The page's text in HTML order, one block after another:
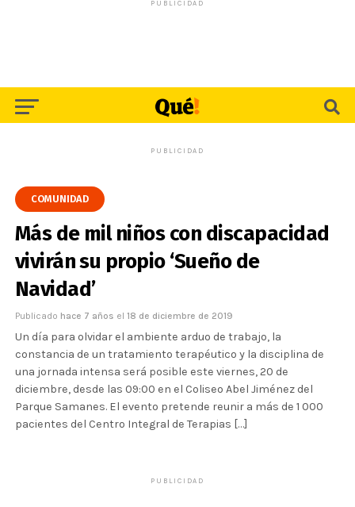
PUBLICIDAD
PUBLICIDAD
COMUNIDAD
Más de mil niños con discapacidad
vivirán su propio ‘Sueño de
Navidad’
Publicado hace 7 años el 18 de diciembre de 2019
Un día para olvidar el ambiente arduo de trabajo, la
constancia de un tratamiento terapéutico y la disciplina de
una jornada intensa será posible este viernes, 20 de
diciembre, desde las 09:00 en el Coliseo Abel Jiménez del
Parque Samanes. El evento pretende reunir a más de 1 000
pacientes del Centro Integral de Terapias […]
PUBLICIDAD